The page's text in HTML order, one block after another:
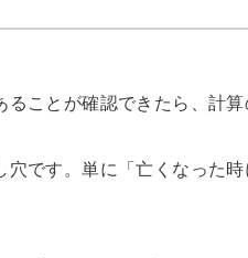
ることが確認できたら、計
穴です。単に「亡くなった